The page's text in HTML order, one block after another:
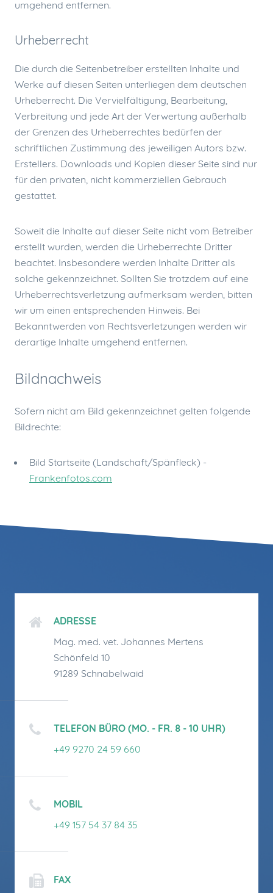
umgehend entfernen.
Urheberrecht
Die durch die Seitenbetreiber erstellten Inhalte und
Werke auf diesen Seiten unterliegen dem deutschen
Urheberrecht. Die Vervielfältigung, Bearbeitung,
Verbreitung und jede Art der Verwertung außerhalb
der Grenzen des Urheberrechtes bedürfen der
schriftlichen Zustimmung des jeweiligen Autors bzw.
Erstellers. Downloads und Kopien dieser Seite sind nur
für den privaten, nicht kommerziellen Gebrauch
gestattet.
Soweit die Inhalte auf dieser Seite nicht vom Betreiber
erstellt wurden, werden die Urheberrechte Dritter
beachtet. Insbesondere werden Inhalte Dritter als
solche gekennzeichnet. Sollten Sie trotzdem auf eine
Urheberrechtsverletzung aufmerksam werden, bitten
wir um einen entsprechenden Hinweis. Bei
Bekanntwerden von Rechtsverletzungen werden wir
derartige Inhalte umgehend entfernen.
Bildnachweis
Sofern nicht am Bild gekennzeichnet gelten folgende
Bildrechte:
Bild Startseite (Landschaft/Spänfleck) -
Frankenfotos.com
ADRESSE
Mag. med. vet. Johannes Mertens
Schönfeld 10
91289 Schnabelwaid
TELEFON BÜRO (MO. - FR. 8 - 10 UHR)
+49 9270 24 59 660
MOBIL
+49 157 54 37 84 35
FAX